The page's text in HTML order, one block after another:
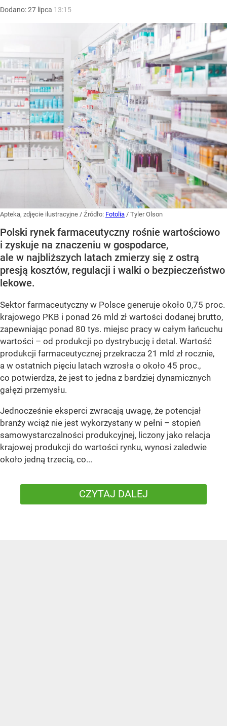
Dodano:27 lipca 13:15
Apteka, zdjęcie ilustracyjne / Źródło: Fotolia / Tyler Olson
Polski rynek farmaceutyczny rośnie wartościowo
i zyskuje na znaczeniu w gospodarce,
ale w najbliższych latach zmierzy się z ostrą
presją kosztów, regulacji i walki o bezpieczeństwo
lekowe.
Sektor farmaceutyczny w Polsce generuje około 0,75 proc.
krajowego PKB i ponad 26 mld zł wartości dodanej brutto,
zapewniając ponad 80 tys. miejsc pracy w całym łańcuchu
wartości – od produkcji po dystrybucję i detal. Wartość
produkcji farmaceutycznej przekracza 21 mld zł rocznie,
a w ostatnich pięciu latach wzrosła o około 45 proc.,
co potwierdza, że jest to jedna z bardziej dynamicznych
gałęzi przemysłu.
Jednocześnie eksperci zwracają uwagę, że potencjał
branży wciąż nie jest wykorzystany w pełni – stopień
samowystarczalności produkcyjnej, liczony jako relacja
krajowej produkcji do wartości rynku, wynosi zaledwie
około jedną trzecią, co...
CZYTAJ DALEJ